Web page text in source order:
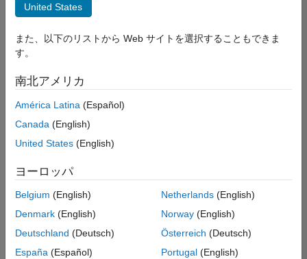
企業向けセールス
カスタマー サポート
インサイド セールス
選
し
人
の
保
存
一
部
United States
また、以下のリストから Web サイトを選択することもできま
す。
南北アメリカ
América Latina (Español)
Canada (English)
United States (English)
ヨーロッパ
Belgium (English)
Denmark (English)
Deutschland (Deutsch)
España (Español)
Netherlands(English)
Norway(English)
Österreich (Deutsch)
Portugal(English)